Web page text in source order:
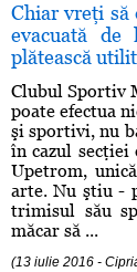
Chiar vreţi să
evacuată
plătească
Clubul Sportiv
poate efectua
şi sportivi, nu
în cazul secţiei
Upetrom,
arte. Nu ştiu -
trimisul său
măcar să ...
(13 iulie 2016 -